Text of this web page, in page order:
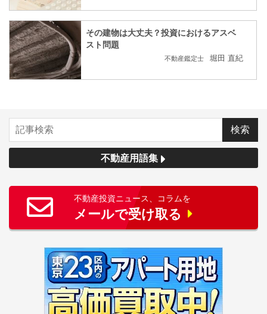
その建物は大丈夫？投資におけるアスベ
スト問題
不動産鑑定士 堀田 直紀
不動産用語集
不動産投資ニュース、コラムを
メールで受け取る